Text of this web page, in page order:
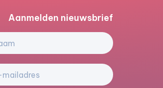
Aanmelden nieuwsbrief